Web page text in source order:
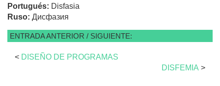
Portugués: Disfasia
Ruso: Дисфазия
ENTRADA ANTERIOR / SIGUIENTE:
< DISEÑO DE PROGRAMAS
DISFEMIA >